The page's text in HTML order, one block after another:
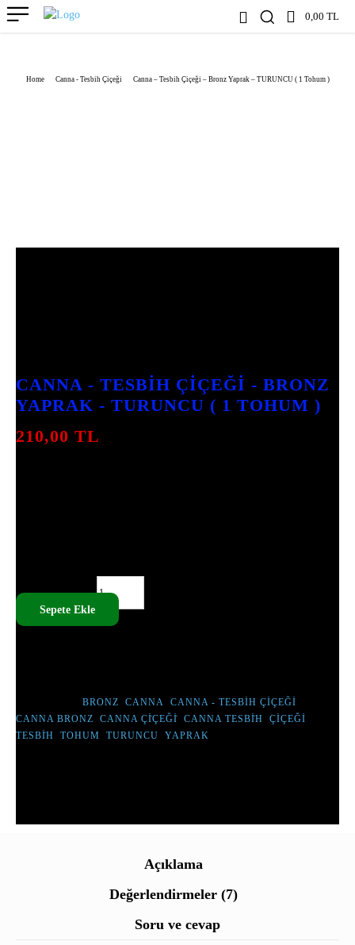
0,00 TL
Home Canna - Tesbih Çiçeği Canna – Tesbih Çiçeği – Bronz Yaprak – TURUNCU ( 1 Tohum )
CANNA - TESBIH ÇIÇEĞI - BRONZ
YAPRAK - TURUNCU ( 1 TOHUM )
210,00 TL
TOHUM ) ADET
Sepete Ekle
BRONZ CANNA CANNA - TESBIH ÇIÇEĞI
CANNA BRONZ
CANNA ÇİÇEĞİ CANNA TESBİH ÇIÇEĞI
TESBİH
TOHUM TURUNCU YAPRAK
Açıklama
Değerlendirmeler (7)
Soru ve cevap